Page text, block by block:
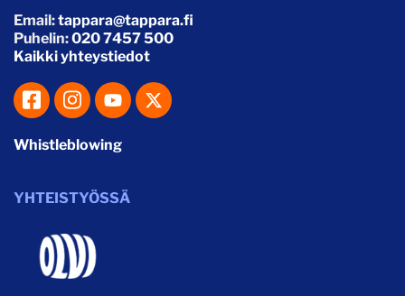
Email:tappara@tappara.fi
Puhelin:020 7457 500
Kaikki yhteystiedot
Whistleblowing
YHTEISTYÖSSÄ